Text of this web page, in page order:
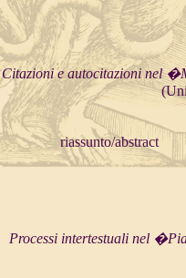
Citazioni e autocitazioni nel
riassunto/abstract
Processi intertestuali nel